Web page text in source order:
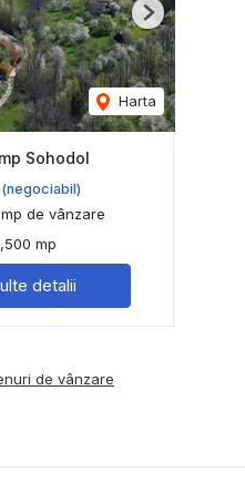
Harta
Next
Sohodol
(negociabil)
de vânzare
mp
detalii
de vânzare